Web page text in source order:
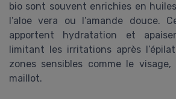
bio sont souvent enrichies en
l’aloe vera ou l’amande douce.
apportent hydratation et
limitant les irritations après
zones sensibles comme le
maillot.